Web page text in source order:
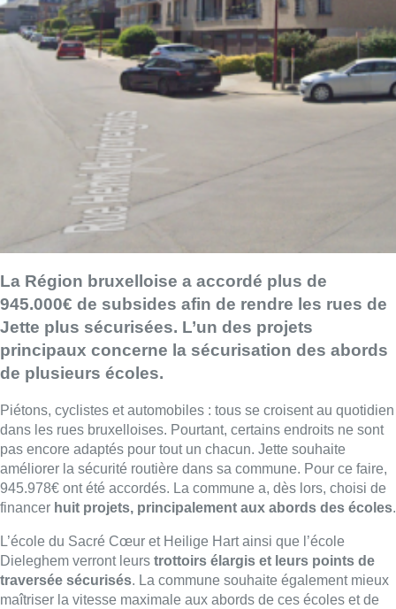
La Région bruxelloise a accordé plus de
945.000€ de subsides afin de rendre les rues de
Jette plus sécurisées. L’un des projets
principaux concerne la sécurisation des abords
de plusieurs écoles.
Piétons, cyclistes et automobiles : tous se croisent au quotidien
dans les rues bruxelloises. Pourtant, certains endroits ne sont
pas encore adaptés pour tout un chacun. Jette souhaite
améliorer la sécurité routière dans sa commune. Pour ce faire,
945.978€ ont été accordés. La commune a, dès lors, choisi de
financer huit projets, principalement aux abords des écoles.
L’école du Sacré Cœur et Heilige Hart ainsi que l’école
Dieleghem verront leurs trottoirs élargis et leurs points de
traversée sécurisés. La commune souhaite également mieux
maîtriser la vitesse maximale aux abords de ces écoles et de